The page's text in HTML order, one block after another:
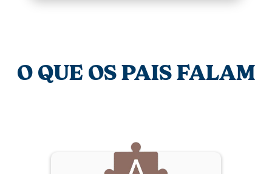
O QUE OS PAIS FALAM